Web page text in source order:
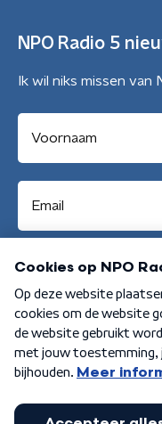
NPO Radio 5
Ik wil niks missen van
Algemene